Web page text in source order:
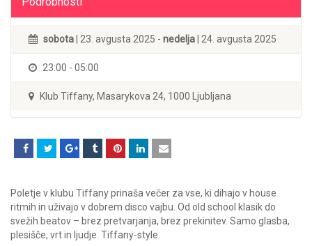
sobota | 23. avgusta 2025 - nedelja | 24. avgusta 2025
23:00 - 05:00
Klub Tiffany, Masarykova 24, 1000 Ljubljana
Poletje v klubu Tiffany prinaša večer za vse, ki dihajo v house
ritmih in uživajo v dobrem disco vajbu. Od old school klasik do
svežih beatov – brez pretvarjanja, brez prekinitev. Samo glasba,
plesišče, vrt in ljudje. Tiffany-style.